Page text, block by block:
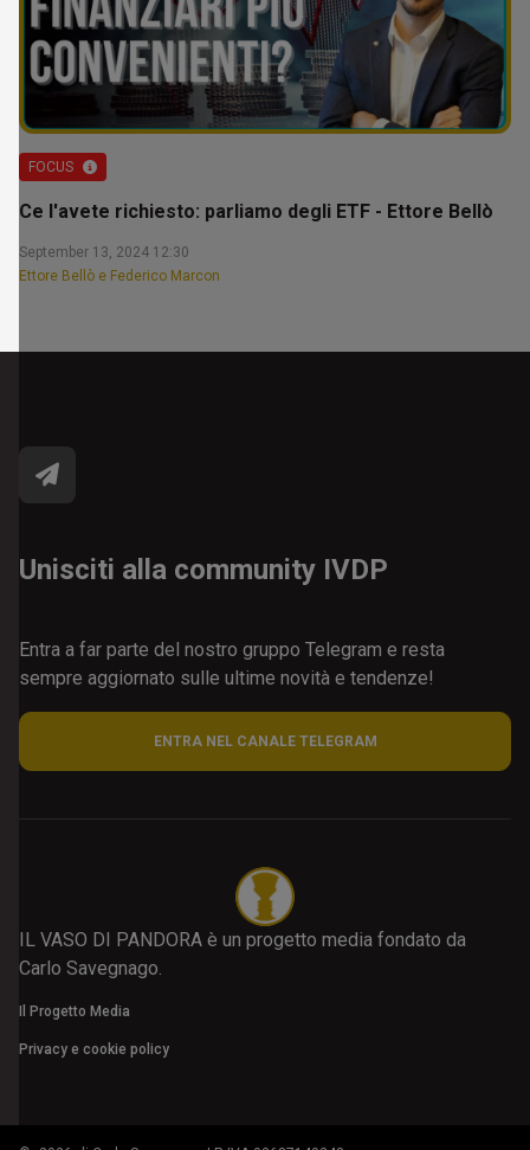
FOCUS
Ce l'avete richiesto: parliamo degli ETF - Ettore Bellò
September 13, 2024 12:30
Ettore Bellò e Federico Marcon
Unisciti alla community IVDP
Entra a far parte del nostro gruppo Telegram e resta
sempre aggiornato sulle ultime novità e tendenze!
ENTRA NEL CANALE TELEGRAM
IL VASO DI PANDORA è un progetto media fondato da
Carlo Savegnago.
Il Progetto Media
Privacy e cookie policy